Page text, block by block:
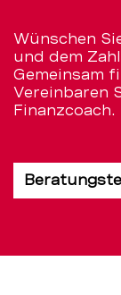
Wünschen
und dem
Gemeinsam
Vereinbaren
Finanzcoach.